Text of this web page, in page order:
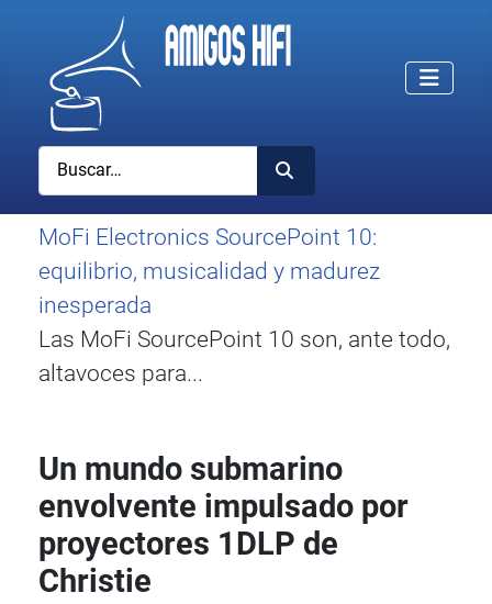
Buscar
MoFi Electronics SourcePoint 10:
equilibrio, musicalidad y madurez
inesperada
Las MoFi SourcePoint 10 son, ante todo,
altavoces para...
Un mundo submarino
envolvente impulsado por
proyectores 1DLP de
Christie